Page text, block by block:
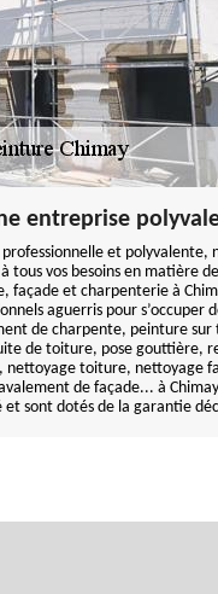
entreprise
et polyvalente,
tous vos besoins en matière
façade et charpenterie à
aguerris pour s’occuper
de charpente, peinture sur
de toiture, pose gouttière,
nettoyage toiture, nettoyage
de façade... à
sont dotés de la garantie